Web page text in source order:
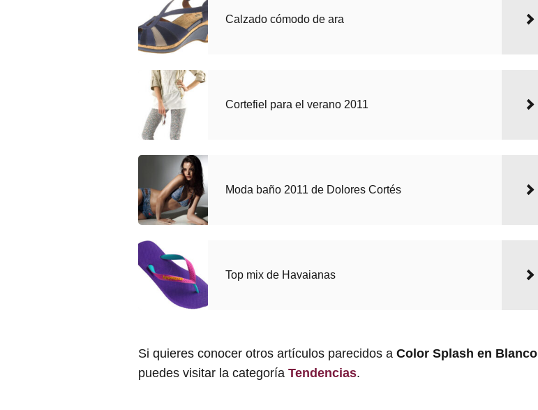
Calzado cómodo de ara
Cortefiel para el verano 2011
Moda baño 2011 de Dolores Cortés
Top mix de Havaianas
Si quieres conocer otros artículos parecidos a Color Splash en Blanco
puedes visitar la categoría Tendencias.